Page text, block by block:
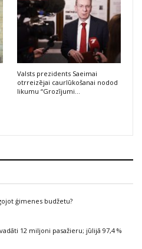
Valsts prezidents Saeimai
otrreizējai caurlūkošanai nodod
likumu “Grozījumi…
ģimenes budžetu?
12 miljoni pasažieru; jūlijā 97,4 %